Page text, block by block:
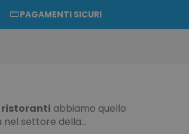
PAGAMENTI SICURI
ristoranti abbiamo quello
nel settore della